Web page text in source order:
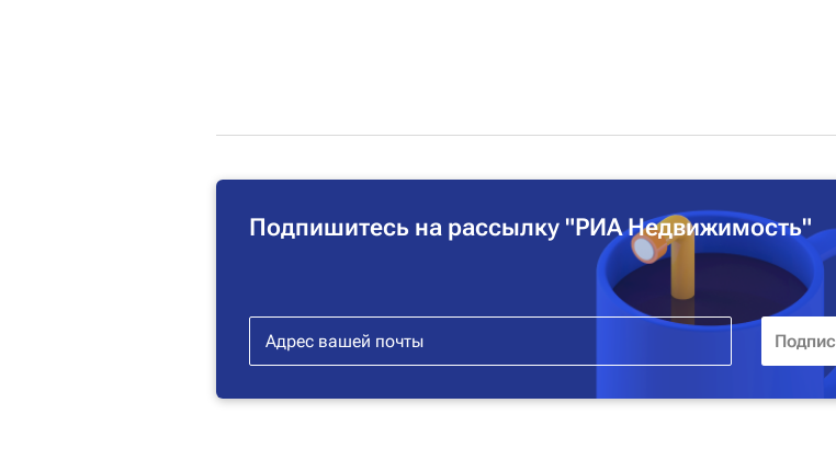
Подпишитесь на рассылку "РИА Недвижимость"